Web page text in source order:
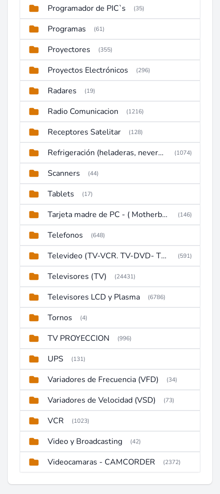
Programador de PIC`s (35)
Programas (61)
Proyectores (355)
Proyectos Electrónicos (296)
Radares (19)
Radio Comunicacion (1216)
Receptores Satelitar (128)
Refrigeración (heladeras, neveras, congeladores) (1074)
Scanners (44)
Tablets (17)
Tarjeta madre de PC - ( Motherboard ) (146)
Telefonos (648)
Televideo (TV-VCR. TV-DVD- TV-DVD-VCR) (591)
Televisores (TV) (24431)
Televisores LCD y Plasma (6786)
Tornos (4)
TV PROYECCION (996)
UPS (131)
Variadores de Frecuencia (VFD) (34)
Variadores de Velocidad (VSD) (73)
VCR (1023)
Video y Broadcasting (42)
Videocamaras - CAMCORDER (2372)